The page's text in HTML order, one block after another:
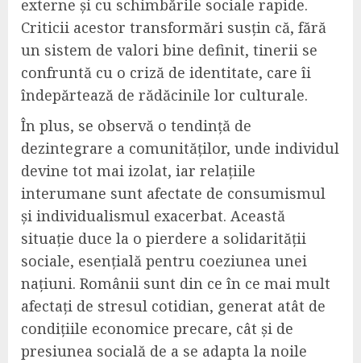
externe și cu schimbările sociale rapide.
Criticii acestor transformări susțin că, fără
un sistem de valori bine definit, tinerii se
confruntă cu o criză de identitate, care îi
îndepărtează de rădăcinile lor culturale.
În plus, se observă o tendință de
dezintegrare a comunităților, unde individul
devine tot mai izolat, iar relațiile
interumane sunt afectate de consumismul
și individualismul exacerbat. Această
situație duce la o pierdere a solidarității
sociale, esențială pentru coeziunea unei
națiuni. Românii sunt din ce în ce mai mult
afectați de stresul cotidian, generat atât de
condițiile economice precare, cât și de
presiunea socială de a se adapta la noile